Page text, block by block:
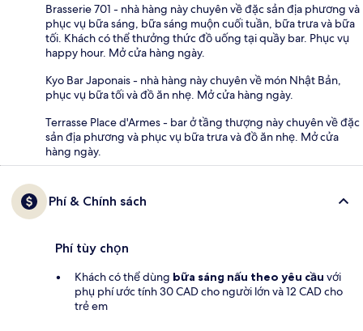
Brasserie 701 - nhà hàng này chuyên về đặc sản địa phương và
phục vụ bữa sáng, bữa sáng muộn cuối tuần, bữa trưa và bữa
tối. Khách có thể thưởng thức đồ uống tại quầy bar. Phục vụ
happy hour. Mở cửa hàng ngày.
Kyo Bar Japonais - nhà hàng này chuyên về món Nhật Bản,
phục vụ bữa tối và đồ ăn nhẹ. Mở cửa hàng ngày.
Terrasse Place d'Armes - bar ở tầng thượng này chuyên về đặc
sản địa phương và phục vụ bữa trưa và đồ ăn nhẹ. Mở cửa
hàng ngày.
Phí & Chính sách
Phí tùy chọn
Khách có thể dùng bữa sáng nấu theo yêu cầu với
phụ phí ước tính 30 CAD cho người lớn và 12 CAD cho
trẻ em